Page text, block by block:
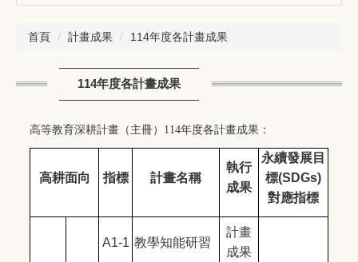
首頁 計畫成果 114年度各計畫成果
114年度各計畫成果
高等教育深耕計畫（主冊）114年度各計畫成果：
高耕面向 指標 計畫名稱
執行
成果
永續發展目
標(SDGs)
對應指標
A1-1 教學知能研習
計畫
成果